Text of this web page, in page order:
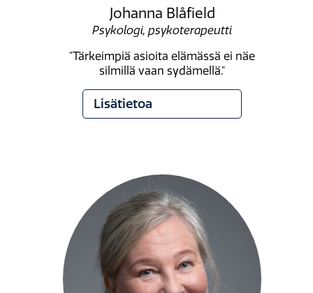
Johanna Blåfield
Psykologi, psykoterapeutti
"Tärkeimpiä asioita elämässä ei näe
silmillä vaan sydämellä."
Lisätietoa